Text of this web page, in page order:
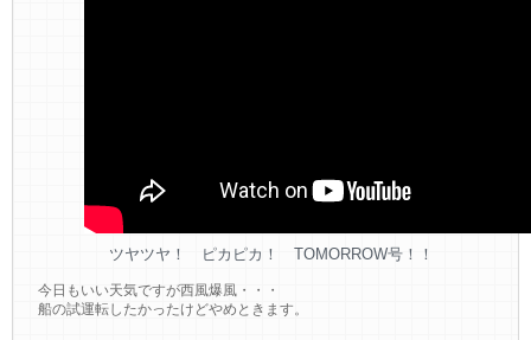
ツヤツヤ！ ピカピカ！ TOMORROW号！！
今日もいい天気ですが西風爆風・・・
船の試運転したかったけどやめときます。